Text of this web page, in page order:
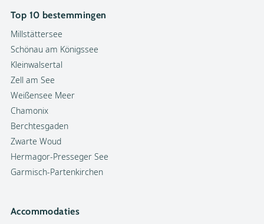
Top 10 bestemmingen
Millstättersee
Schönau am Königssee
Kleinwalsertal
Zell am See
Weißensee Meer
Chamonix
Berchtesgaden
Zwarte Woud
Hermagor-Presseger See
Garmisch-Partenkirchen
Accommodaties